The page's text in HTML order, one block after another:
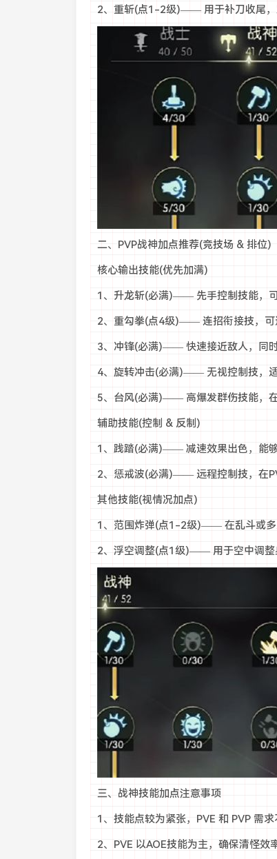
2、重斩(点1-2级)—— 用于补刀收尾，
二、PVP战神加点推荐(竞技场 & 排位)
核心输出技能(优先加满)
1、升龙斩(必满)—— 先手控制技能，
2、重勾拳(点4级)—— 连招衔接技，可
3、冲锋(必满)—— 快速接近敌人，同
4、旋转冲击(必满)—— 无视控制技，适
5、台风(必满)—— 高爆发群伤技能，在
辅助技能(控制 & 反制)
1、践踏(必满)—— 减速效果出色，能够
2、惩戒波(必满)—— 远程控制技，在
其他技能(视情况加点)
1、范围炸弹(点1-2级)—— 在乱斗或多
2、浮空调整(点1级)—— 用于空中调整
三、战神技能加点注意事项
1、技能点较为紧张，PVE 和 PVP 需
2、PVE 以AOE技能为主，确保清怪效